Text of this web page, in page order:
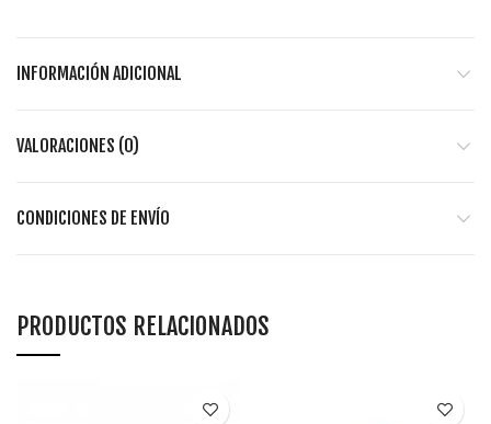
INFORMACIÓN ADICIONAL
VALORACIONES (0)
CONDICIONES DE ENVÍO
PRODUCTOS RELACIONADOS